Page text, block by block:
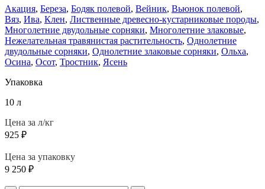
Акация, Береза, Бодяк полевой, Вейник, Вьюнок полевой,
Вяз, Ива, Клен, Лиственные древесно-кустарниковые породы,
Многолетние двудольные сорняки, Многолетние злаковые,
Нежелательная травянистая растительность, Однолетние
двудольные сорняки, Однолетние злаковые сорняки, Ольха,
Осина, Осот, Тростник, Ясень
Упаковка
10 л
Цена за л/кг
925 ₽
Цена за упаковку
9 250 ₽